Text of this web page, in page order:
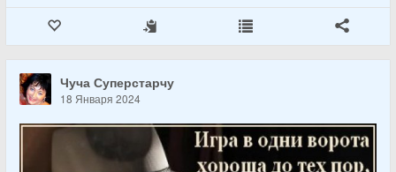
Чуча Суперстарчу
18 Января 2024